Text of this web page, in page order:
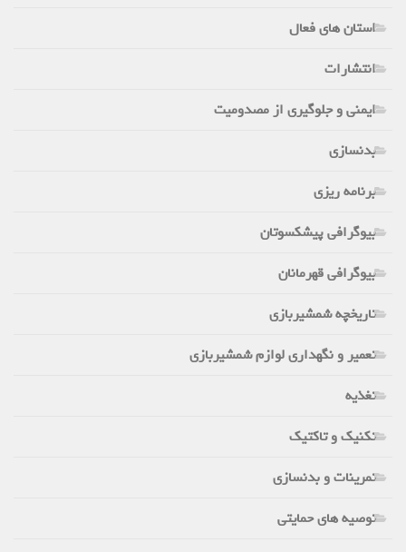
استان های فعال
انتشارات
ایمنی و جلوگیری از مصدومیت
بدنسازی
برنامه ریزی
بیوگرافی پیشکسوتان
بیوگرافی قهرمانان
تاریخچه شمشیربازی
تعمیر و نگهداری لوازم شمشیربازی
تغذیه
تکنیک و تاکتیک
تمرینات و بدنسازی
توصیه های حمایتی